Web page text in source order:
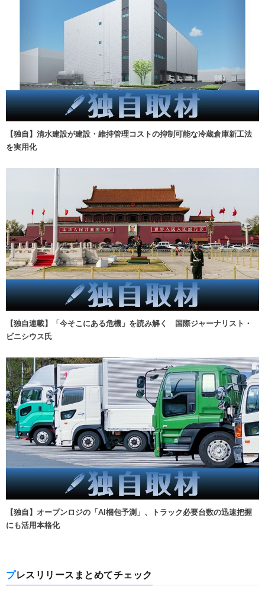
【独自】清水建設が建設・維持管理コストの抑制可能な冷蔵倉庫新工法
を実用化
【独自連載】「今そこにある危機」を読み解く 国際ジャーナリスト・
ビニシウス氏
【独自】オープンロジの「AI梱包予測」、トラック必要台数の迅速把握
にも活用本格化
プレスリリースまとめてチェック